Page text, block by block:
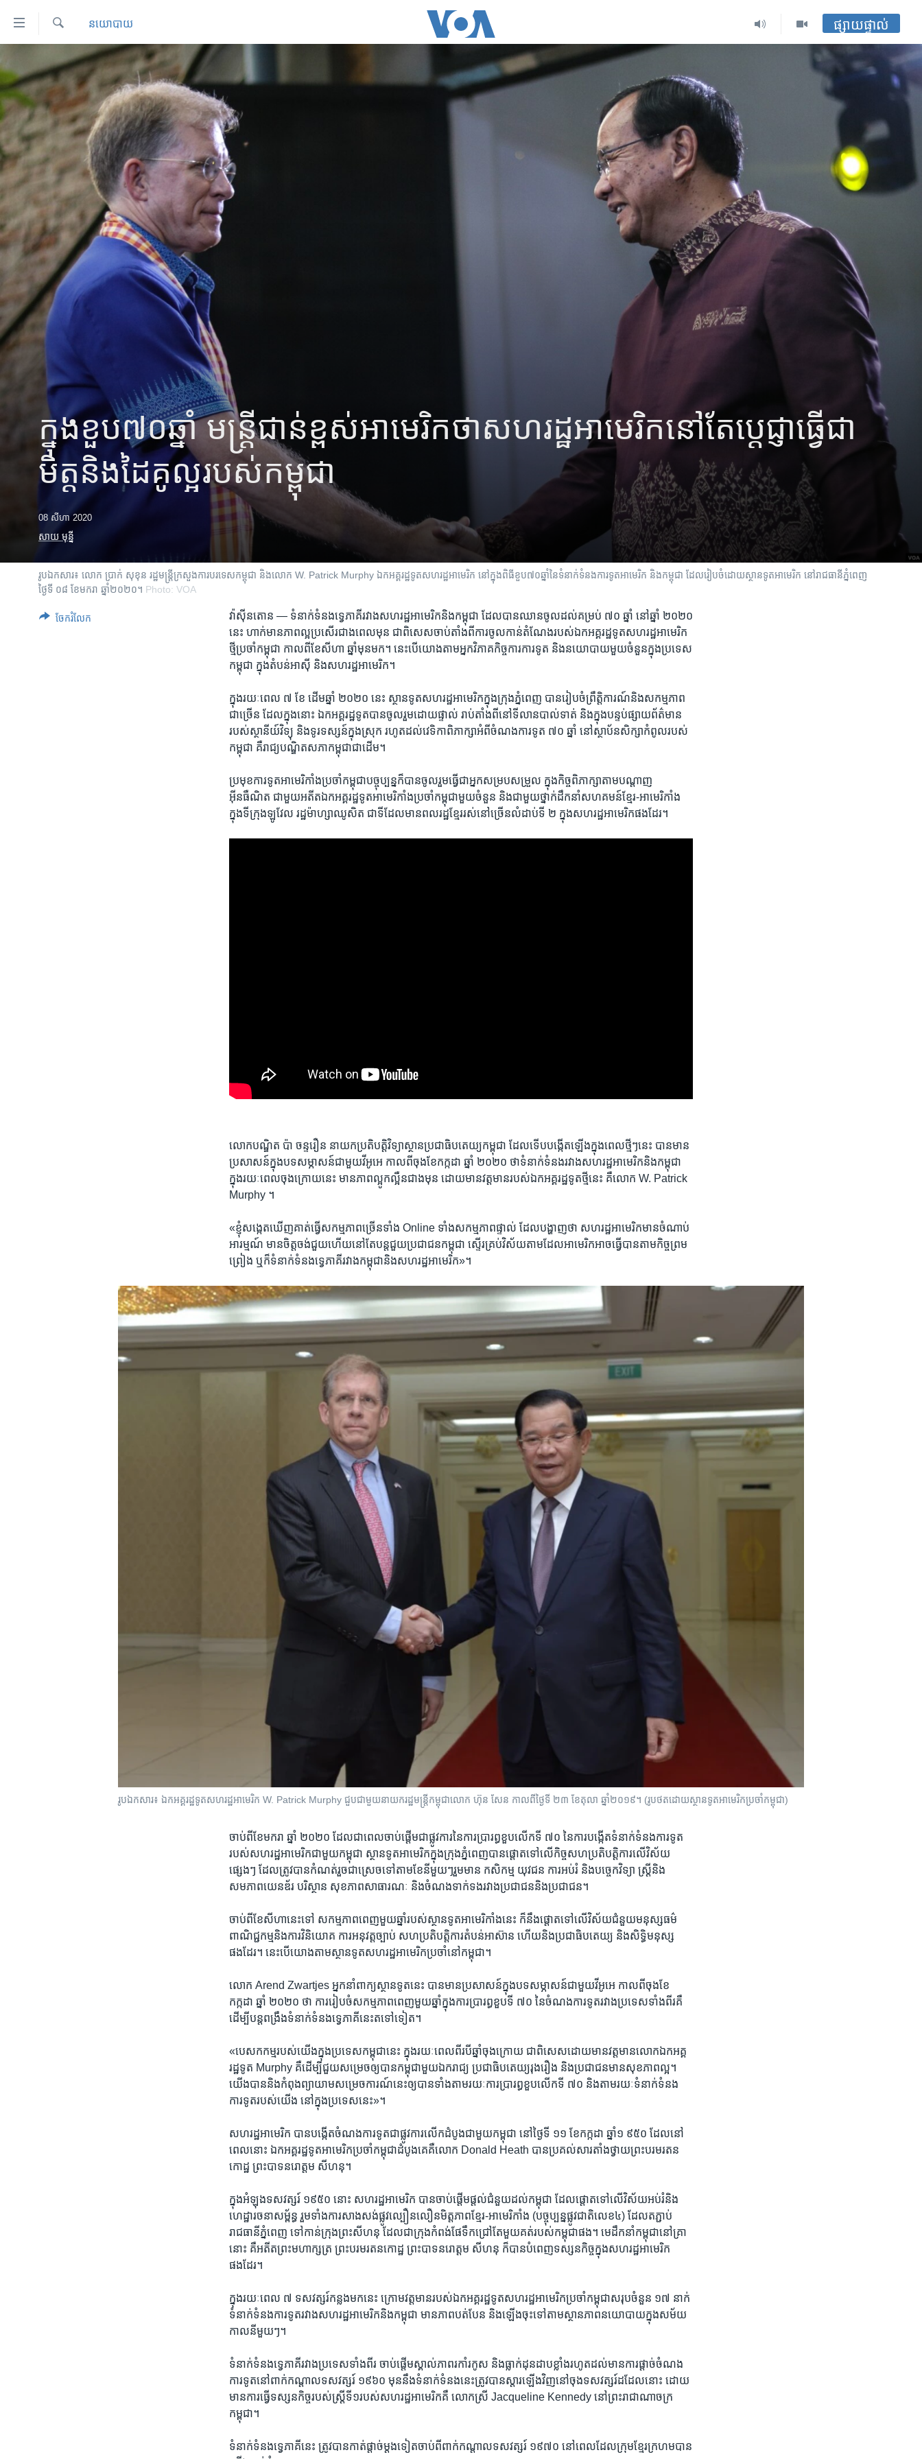
ទៅ​
ទាក់ទង
រំលង​
និង​
ទៅ​​
ទំព័រ​
ព័ត៌មាន​​
ម្តង
រំលង​
និង​
រចនា
សម្ព័ន្ធ​
រំលង​
អន្តរជាតិ
អាមេរិក
ចិន
ហេឡូវីអូអេ
កម្ពុជាច្នៃប្រតិដ្ឋ
ព្រឹត្តិការណ៍ព័ត៌មាន
ទូរទស្សន៍ / វីដេអូ​
វិទ្យុ / ផតខាសថ៍
កម្មវិធីទាំងអស់
រក
នយោបាយ ផ្សាយផ្ទាល់
ក្នុង​ខួប​៧០​ឆ្នាំ មន្ត្រី​ជាន់ខ្ពស់​អាមេរិក​ថា​សហរដ្ឋ​អាមេរិក​នៅ​តែ​ប្តេជ្ញា​ធ្វើ​ជា​
មិត្ត​និង​ដៃគូ​ល្អ​របស់​កម្ពុជា
08 សីហា 2020
សាយ មុន្នី
រូបឯកសារ៖ លោក​ ប្រាក់​ សុខុន​ រដ្ឋ​មន្ត្រី​ក្រសួង​ការបរទេស​កម្ពុជា​ និង​លោក W. Patrick Murphy ឯកអគ្គ​រដ្ឋទូត​សហរដ្ឋអាមេរិក​ នៅ​ក្នុងពិធី​ខួប​៧០​ឆ្នាំ​នៃ​ទំនាក់ទំនង​ការទូត​​អាមេរិក​ និង​កម្ពុជា​ ដែល​រៀប​ចំ​​ដោយស្ថាន​ទូត​អាមេរិក​ នៅរាជធានី​ភ្នំពេញ
ថ្ងៃទី​ ០៨​ ខែ​មករា​ ឆ្នាំ​២០២០​។ Photo: VOA
ចែករំលែក
វ៉ាស៊ីនតោន — ទំនាក់ទំនង​ទ្វេភាគី​រវាងសហរដ្ឋ​អាមេរិក​និង​កម្ពុជា ​ដែល​បាន​ឈាន​ចូល​ដល់​គម្រប់​ ៧០ ​ឆ្នាំ ​នៅ​ឆ្នាំ​ ២០២០
​នេះ ហាក់​មាន​ភាព​ល្អ​ប្រសើរ​ជាង​ពេល​មុន ជា​ពិសេស​ចាប់តាំង​ពី​ការ​ចូល​កាន់តំណែង​របស់ឯកអគ្គរដ្ឋទូតសហរដ្ឋអាមេរិក​
ថ្មី​ប្រចាំ​កម្ពុជា​ កាល​ពី​ខែ​សីហា ​ឆ្នាំ​មុន​មក។​ នេះ​បើ​យោង​តាមអ្នក​វិភាគ​កិច្ចការ​ការទូត ​និង​នយោបាយ​មួយ​ចំនួន​ក្នុង​ប្រទេស​
កម្ពុជា​ ក្នុង​តំបន់​អាស៊ី​ និង​សហរដ្ឋ​អាមេរិក។
ក្នុង​រយៈពេល​ ៧ ​ខែ ​ដើម​ឆ្នាំ ​២០២០ ​នេះ ស្ថានទូតសហរដ្ឋអាមេរិក​ក្នុង​ក្រុង​ភ្នំពេញ បាន​រៀបចំ​ព្រឹត្តិការណ៍​និង​សកម្មភាព​
ជាច្រើន ​ដែល​ក្នុង​នោះ ឯកអគ្គរដ្ឋទូត​បាន​ចូលរួមដោយ​ផ្ទាល់ ​រាប់តាំង​ពី​នៅ​ទីលាន​បាល់ទាត់ និង​ក្នុង​បន្ទប់​ផ្សាយ​ព័ត៌មាន​
របស់​ស្ថានីយ៍​វិទ្យុ​ និង​ទូរទស្សន៍​ក្នុង​ស្រុក​ រហូត​ដល់​វេទិកាពិភាក្សា​អំពី​ចំណង​ការ​ទូត​ ៧០ ​ឆ្នាំ ​នៅ​ស្ថាប័ន​សិក្សា​កំពូល​របស់​
កម្ពុជា ​គឺ​រាជ្យបណ្ឌិត​សភា​កម្ពុជាជាដើម។
ប្រមុខ​ការទូត​អាមេរិកាំងប្រចាំ​កម្ពុជា​បច្ចុប្បន្ន​ក៏​បាន​ចូលរួមធ្វើ​ជា​អ្នក​សម្របសម្រួល ​ក្នុង​កិច្ច​ពិភាក្សា​តាម​បណ្តាញ​
អ៊ីនធឺណិត​ ជាមួយ​អតីត​ឯកអគ្គរដ្ឋទូត​អាមេរិកាំងប្រចាំ​កម្ពុជា​មួយ​ចំនួន​ និង​ជាមួយ​ថ្នាក់​ដឹកនាំ​សហគមន៍​ខ្មែរ-អាមេរិកាំង ​
ក្នុង​ទីក្រុង​ឡូវែល ​រដ្ឋ​ម៉ាហ្សាឈូសិត ជា​ទី​ដែល​មាន​ពលរដ្ឋ​ខ្មែរ​រស់នៅ​ច្រើន​លំដាប់​ទី ២ ក្នុង​សហរដ្ឋ​អាមេរិក​ផងដែរ។​
លោក​បណ្ឌិត ប៉ា ចន្ទរឿន នាយកប្រតិបត្តិ​វិទ្យាស្ថាន​ប្រជាធិបតេយ្យ​កម្ពុជា ​ដែល​ទើប​បង្កើត​ឡើង​ក្នុង​ពេល​ថ្មីៗ​នេះ បាន​មាន​
ប្រសាសន៍​ក្នុង​បទសម្ភាសន៍​ជាមួយ​វីអូអេ ​កាល​ពី​ចុង​ខែ​កក្កដា ​ឆ្នាំ​ ២០២០ ​ថា​ទំនាក់ទំនង​រវាង​សហរដ្ឋ​អាមេរិក​និង​កម្ពុជា​
ក្នុង​រយៈពេលចុងក្រោយ​នេះ មាន​ភាព​ល្អូកល្អឺន​ជាង​មុន ដោយ​មាន​វត្តមាន​របស់​ឯកអគ្គរដ្ឋទូត​ថ្មី​នេះ គឺ​លោក W. Patrick
Murphy ។
«ខ្ញុំ​សង្កេត​ឃើញ​គាត់​ធ្វើ​សកម្មភាព​ច្រើន​ទាំង ​Online​ ទាំង​សកម្មភាព​ផ្ទាល់​ ដែល​បង្ហាញ​ថា​ សហរដ្ឋ​អាមេរិក​មាន​ចំណាប់
អារម្មណ៍ មាន​ចិត្ត​ចង់​ជួយ​ហើយ​នៅ​តែ​បន្ត​ជួយ​ប្រជាជន​កម្ពុជា ស្ទើរ​គ្រប់​វិស័យ​តាម​ដែល​អាមេរិក​អាច​ធ្វើ​បាន​តាម​កិច្ចព្រម
ព្រៀង ​ឬ​ក៏​ទំនាក់ទំនង​ទ្វេភាគី​រវាង​កម្ពុជា​និង​សហរដ្ឋ​អាមេរិក»។
រូបឯកសារ៖ ឯកអគ្គរដ្ឋទូត​សហរដ្ឋ​អាមេរិក​ W​.​ ​Patrick​ ​Murphy​ ជួប​ជាមួយ​នាយករដ្ឋ​មន្ត្រី​កម្ពុជាលោក ហ៊ុន សែន​ កាលពី​ថ្ងៃទី ២៣ ខែតុលា ឆ្នាំ២០១៩។​ (រូបថតដោយស្ថានទូតអាមេរិកប្រចាំកម្ពុជា)
ចាប់​ពី​ខែ​មករា ​ឆ្នាំ​ ២០២០ ដែលជា​ពេល​ចាប់​ផ្តើម​ជា​ផ្លូវការ​នៃ​ការ​ប្រារព្ធខួបលើក​ទី​ ៧០ នៃការបង្កើត​ទំនាក់​ទំនង​ការទូត​
របស់​សហរដ្ឋ​អាមេរិក​ជាមួយ​កម្ពុជា ស្ថានទូត​អាមេរិក​ក្នុង​ក្រុង​ភ្នំពេញ​បានផ្តោត​ទៅ​លើ​កិច្ច​សហប្រតិបត្តិការ​លើ​វិស័យ​
ផ្សេងៗ ដែល​ត្រូវ​បាន​កំណត់​រួច​ជា​ស្រេច​ទៅ​តាម​ខែ​នីមួយៗ​រួម​មាន ​កសិកម្ម យុវជន ការ​អប់រំ និង​បច្ចេកវិទ្យា ស្ត្រី​និង​
សមភាព​យេនឌ័រ បរិស្ថាន សុខភាព​សាធារណៈ​ និង​ចំណងទាក់ទង​រវាង​ប្រជាជន​និង​ប្រជាជន។
​ចាប់​ពី​ខែ​សីហា​នេះ​ទៅ សកម្មភាព​ពេញ​មួយ​ឆ្នាំរបស់​ស្ថានទូត​អាមេរិកាំង​នេះ ក៏​នឹង​ផ្តោត​ទៅ​លើ​វិស័យ​ជំនួយ​មនុស្សធម៌
ពាណិជ្ជកម្ម​និង​ការ​វិនិយោគ ការ​អនុវត្ត​ច្បាប់ សហប្រតិបត្តិការ​តំបន់​អាស៊ាន ហើយ​និង​ប្រជាធិបតេយ្យ​ និង​សិទ្ធិមនុស្ស​
ផងដែរ។ នេះ​បើ​យោង​តាម​ស្ថានទូត​សហរដ្ឋ​អាមេរិក​ប្រចាំ​នៅកម្ពុជា។
​លោក Arend Zwartjes អ្នក​នាំពាក្យ​ស្ថានទូត​នេះ​ បាន​មាន​ប្រសាសន៍​ក្នុង​បទ​សម្ភាសន៍​ជាមួយ​វីអូអេ​ កាល​ពី​ចុង​ខែ​
កក្កដា ​ឆ្នាំ​ ២០២០ ​ថា ​ការ​រៀបចំ​សកម្មភាព​ពេញ​មួយ​ឆ្នាំ​ក្នុង​ការ​ប្រារព្ធខួប​ទី ​៧០​ នៃ​ចំណង​ការទូត​រវាង​ប្រទេស​ទាំង​ពីរគឺ ​
ដើម្បី​បន្ត​ពង្រឹង​ទំនាក់ទំនង​ទ្វេ​ភាគី​នេះ​តទៅ​ទៀត។
«បេសកកម្ម​របស់​យើង​ក្នុង​ប្រទេស​កម្ពុជា​នេះ​ ក្នុង​រយៈពេល​ពីរ​បី​ឆ្នាំ​ចុងក្រោយ ​ជាពិសេស​ដោយ​មាន​វត្តមាន​លោក​ឯកអគ្គ
រដ្ឋទូត​ Murphy គឺ​ដើម្បី​ជួយ​សម្រេច​ឲ្យ​បាន​កម្ពុជា​មួយ​ឯករាជ្យ​ ប្រជាធិបតេយ្យ​រុងរឿង និង​ប្រជាជន​មាន​សុខភាព​ល្អ។
យើង​បាន​និង​កំពុង​ព្យាយាម​សម្រេច​ការណ៍​នេះ​ឲ្យ​បាន​ទាំង​តាម​រយៈ​ការ​ប្រារព្ធ​ខួប​លើក​ទី​ ៧០​ និង​តាម​រយៈ​ទំនាក់ទំនង​
ការទូត​របស់​យើង​ នៅ​ក្នុង​ប្រទេស​នេះ»។
សហរដ្ឋ​អាមេរិក​ បាន​បង្កើត​ចំណង​ការ​ទូត​ជា​ផ្លូវ​ការ​លើក​ដំបូង​ជាមួយ​កម្ពុជា នៅ​ថ្ងៃ​ទី​ ១១​ ខែ​កក្កដា​ ឆ្នាំ​១ ៩៥០ ដែល​នៅ​
ពេល​នោះ ឯកអគ្គរដ្ឋទូត​អាមេរិក​ប្រចាំ​កម្ពុជា​ដំបូង​គេ​គឺ​លោក Donald Heath បាន​ប្រគល់​សារតាំង​ថ្វាយ​ព្រះបរមរតន
កោដ្ឋ​ ព្រះបាទ​នរោត្តម សីហនុ។
ក្នុង​អំឡុង​ទសវត្សរ៍ ១៩៥០​ នោះ សហរដ្ឋ​អាមេរិក បាន​ចាប់ផ្តើម​ផ្តល់​ជំនួយ​ដល់​កម្ពុជា ដែល​ផ្តោត​ទៅលើ​វិស័យអប់រំ​និង​
ហេដ្ឋារចនាសម្ព័ន្ធ​ រួម​ទាំងការ​សាងសង់​ផ្លូវ​ល្បឿនលឿន​មិត្តភាព​ខ្មែរ-អាមេរិកាំង ​(​បច្ចុប្បន្ន​ផ្លូវ​ជាតិ​លេខ​៤​) ដែល​តភ្ជាប់​
រាជធានី​ភ្នំពេញ​ ទៅកាន់​ក្រុង​ព្រះសីហនុ​ ដែល​ជា​ក្រុង​កំពង់​ផែ​ទឹកជ្រៅតែ​មួយ​គត់​របស់​កម្ពុជា​ផង។ ​មេដឹកនាំ​កម្ពុជា​នៅ​គ្រា​
នោះ​ គឺ​អតីត​ព្រះមហាក្សត្រ ព្រះបរមរតនកោដ្ឋ ​ព្រះបាទ​នរោត្តម សីហនុ ក៏​បាន​បំពេញ​ទស្សនកិច្ច​ក្នុង​សហរដ្ឋ​អាមេរិក​
ផងដែរ។
ក្នុង​រយៈពេល ​៧ ​ទសវត្សរ៍កន្លង​មក​នេះ ក្រោម​វត្តមាន​របស់​ឯកអគ្គរដ្ឋទូត​សហរដ្ឋ​អាមេរិកប្រចាំ​កម្ពុជា​សរុប​ចំនួន​ ១៧ ​នាក់
ទំនាក់ទំនង​ការទូត​រវាង​សហរដ្ឋ​អាមេរិក​និង​កម្ពុជា​ មាន​ភាព​បត់​បែន​ និង​ឡើង​ចុះ​ទៅ​តាម​ស្ថានភាព​នយោបាយ​ក្នុង​សម័យ​
កាល​នីមួយៗ។
ទំនាក់ទំនង​ទ្វេ​ភាគី​រវាង​ប្រទេស​ទាំង​ពីរ​ ចាប់ផ្តើម​ស្គាល់​ភាព​រកាំរកូស​ និងធ្លាក់​ដុនដាប​ខ្លាំង​រហូត​ដល់​មាន​ការ​ផ្តាច់​ចំណង​
ការ​ទូតនៅពាក់កណ្តាល​ទសវត្ស​រ៍ ១៩៦០ មុន​នឹង​ទំនាក់ទំនង​នេះ​ត្រូវ​បាន​ស្តារ​ឡើង​វិញ​នៅ​ចុង​ទសវត្សរ៍ដដែល​នោះ ដោយ​
មាន​ការ​ធ្វើ​ទស្សនកិច្ច​របស់​ស្ត្រី​ទី​១​របស់​សហរដ្ឋ​អាមេរិក​គឺ លោកស្រី ​Jacqueline Kennedy នៅ​ព្រះរាជាណាចក្រ​
កម្ពុជា។
ទំនាក់ទំនង​ទ្វេ​ភាគី​នេះ ត្រូវ​បាន​កាត់​ផ្តាច់​ម្តងទៀត​ចាប់ពី​ពាក់កណ្តាល​ទសវត្ស​រ៍​ ១៩៧០​ នៅ​ពេល​ដែល​ក្រុម​ខ្មែរក្រហមបាន​